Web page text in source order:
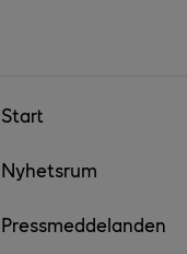
Start
Nyhetsrum
Pressmeddelanden